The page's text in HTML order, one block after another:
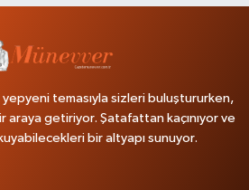
temasıyla sizleri buluştururken,
araya getiriyor. Şatafattan kaçınıyor ve
bir altyapı sunuyor.